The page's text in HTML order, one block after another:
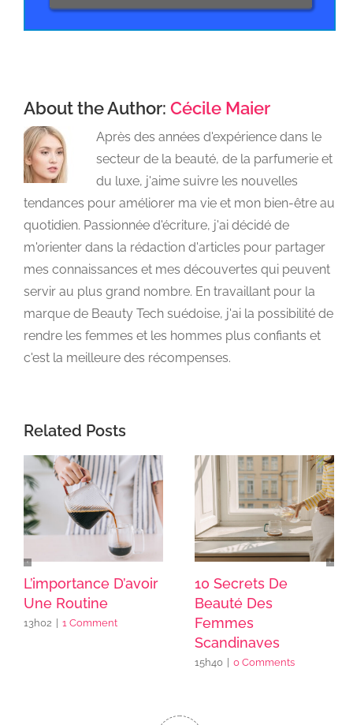
About the Author: Cécile Maier
Après des années d'expérience dans le
secteur de la beauté, de la parfumerie et
du luxe, j'aime suivre les nouvelles
tendances pour améliorer ma vie et mon bien-être au
quotidien. Passionnée d'écriture, j'ai décidé de
m'orienter dans la rédaction d'articles pour partager
mes connaissances et mes découvertes qui peuvent
servir au plus grand nombre. En travaillant pour la
marque de Beauty Tech suédoise, j'ai la possibilité de
rendre les femmes et les hommes plus confiants et
c'est la meilleure des récompenses.
Related Posts
L’importance D’avoir
Une Routine
13h02 1 Comment
10 Secrets De
Beauté Des
Femmes
Scandinaves
15h40 0 Comments